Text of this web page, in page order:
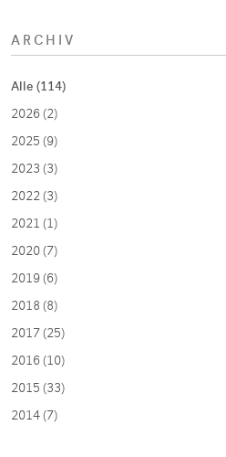
ARCHIV
Alle (114)
2026 (2)
2025 (9)
2023 (3)
2022 (3)
2021 (1)
2020 (7)
2019 (6)
2018 (8)
2017 (25)
2016 (10)
2015 (33)
2014 (7)